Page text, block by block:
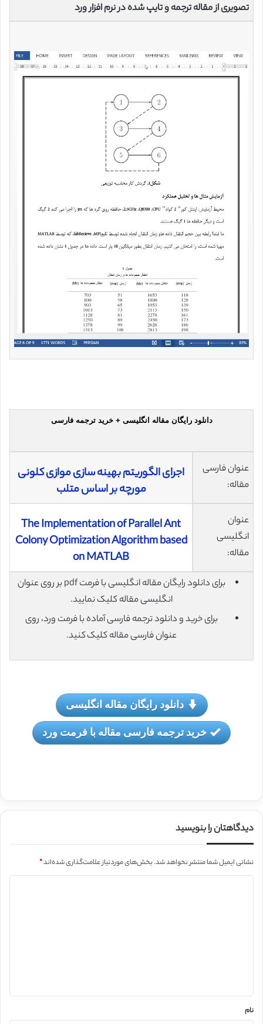
تصویری از مقاله ترجمه و تایپ شده در نرم افزار ورد
دانلود رایگان مقاله انگلیسی + خرید ترجمه فارسی
عنوان فارسی
مقاله:
اجرای الگوریتم بهینه سازی موازی کلونی
مورچه بر اساس متلب
عنوان
انگلیسی
مقاله:
The Implementation of Parallel Ant
Colony Optimization Algorithm based
on MATLAB
برای دانلود رایگان مقاله انگلیسی با فرمت pdf بر روی عنوان
انگلیسی مقاله کلیک نمایید.
برای خرید و دانلود ترجمه فارسی آماده با فرمت ورد، روی
عنوان فارسی مقاله کلیک کنید.
دانلود رایگان مقاله انگلیسی
خرید ترجمه فارسی مقاله با فرمت ورد
دیدگاهتان را بنویسید
نشانی ایمیل شما منتشر نخواهد شد.بخش‌های موردنیاز علامت‌گذاری شده‌اند*
نام